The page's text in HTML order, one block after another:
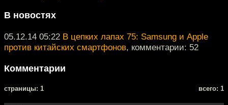
В новостях
05.12.14 05:22 В цепких лапах 75: Samsung и Apple
против китайских смартфонов, комментарии: 52
Комментарии
cтраницы: 1 всего: 1